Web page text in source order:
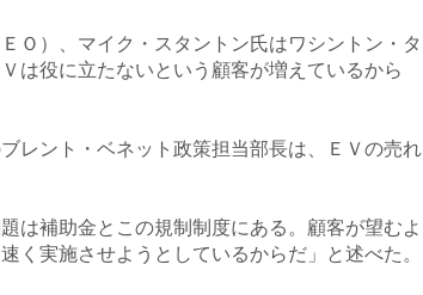
Ｏ）、マイク・スタントン氏はワシントン・タ
は役に立たないという顧客が増えているから
レント・ベネット政策担当部長は、ＥＶの売れ
は補助金とこの規制制度にある。顧客が望むよ
く実施させようとしているからだ」と述べた。